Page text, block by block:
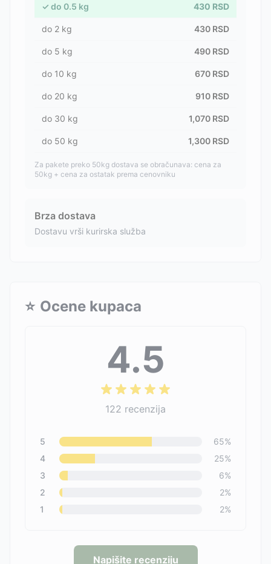
✓ do 0.5 kg 430 RSD
do 2 kg 430 RSD
do 5 kg 490 RSD
do 10 kg 670 RSD
do 20 kg 910 RSD
do 30 kg 1,070 RSD
do 50 kg 1,300 RSD
Za pakete preko 50kg dostava se obračunava: cena za
50kg + cena za ostatak prema cenovniku
Brza dostava
Dostavu vrši kurirska služba
⭐ Ocene kupaca
4.5
122 recenzija
5 65%
4
25%
3
6%
2
2%
1
2%
Napišite recenziju